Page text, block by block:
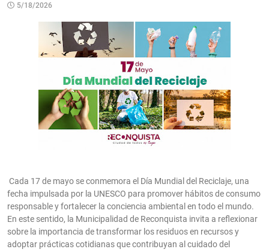
5/18/2026
Cada 17 de mayo se conmemora el Día Mundial del Reciclaje, una
fecha impulsada por la UNESCO para promover hábitos de consumo
responsable y fortalecer la conciencia ambiental en todo el mundo.
En este sentido, la Municipalidad de Reconquista invita a reflexionar
sobre la importancia de transformar los residuos en recursos y
adoptar prácticas cotidianas que contribuyan al cuidado del